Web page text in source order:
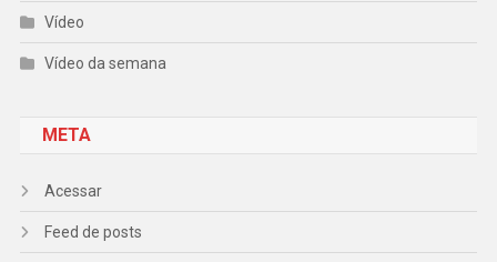
Vídeo
Vídeo da semana
META
Acessar
Feed de posts